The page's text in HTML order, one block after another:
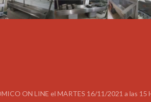
ON LINE el MARTES 16/11/2021 a las 15